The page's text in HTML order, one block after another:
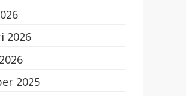
2026
2025